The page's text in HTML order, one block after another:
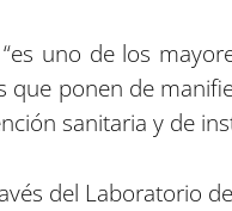
uno de los
ponen de
sanitaria y de
del Laboratorio